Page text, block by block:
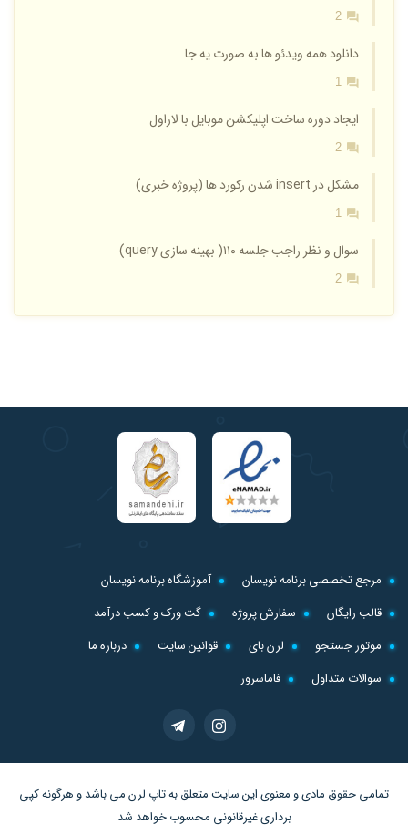
2
دانلود همه ویدئو ها به صورت یه جا
1
ایجاد دوره ساخت اپلیکشن موبایل با لاراول
2
مشکل در insert شدن رکورد ها (پروژه خبری)
1
سوال و نظر راجب جلسه ۱۱۰( بهینه سازی query)
2
مرجع تخصصی برنامه نویسان
آموزشگاه برنامه نویسان
قالب رایگان
سفارش پروژه
گت ورک و کسب درآمد
موتور جستجو
لرن بای قوانین سایت
درباره ما
سوالات متداول
فاماسرور
تمامی حقوق مادی و معنوی این سایت متعلق بهتاپ لرنمی باشد و هرگونه کپی
برداری غیرقانونی محسوب خواهد شد